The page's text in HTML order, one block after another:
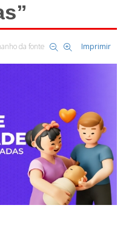
da fonte Imprimir